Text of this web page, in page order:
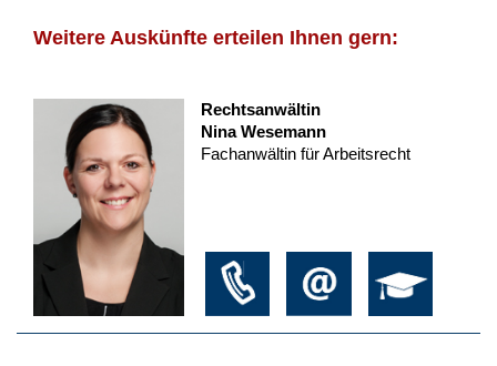
Weitere Auskünfte erteilen Ihnen gern:
Rechtsanwältin
Nina Wesemann
Fachanwältin für Arbeitsrecht